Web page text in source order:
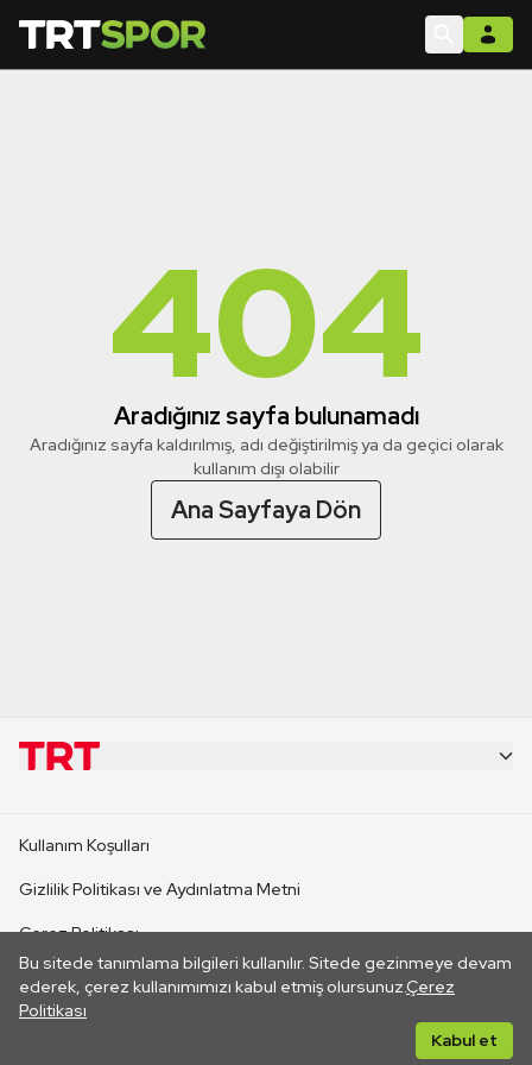
404
Aradığınız sayfa bulunamadı
Aradığınız sayfa kaldırılmış, adı değiştirilmiş ya da geçici olarak
kullanım dışı olabilir
Ana Sayfaya Dön
Bu sitede tanımlama bilgileri kullanılır. Sitede gezinmeye devam
ederek, çerez kullanımımızı kabul etmiş olursunuz.Çerez
Politikası
Kabul et
CANLI YAYINLAR
Kullanım Koşulları
Gizlilik Politikası ve Aydınlatma Metni
Çerez Politikası
İletişim
Her hakkı saklıdır. ©2026 TRT. Bağlantı yoluyla gidilen dış